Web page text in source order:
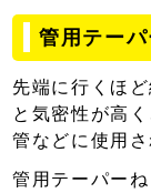
管用テー
先端に行くほ
と気密性が高
管などに使用さ
管用テーパー